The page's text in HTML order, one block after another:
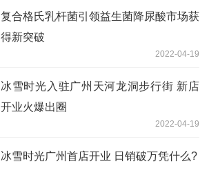
复合格氏乳杆菌引领益生菌降尿酸市场获
得新突破
2022-04-19
冰雪时光入驻广州天河龙洞步行街 新店
开业火爆出圈
2022-04-19
冰雪时光广州首店开业 日销破万凭什么?